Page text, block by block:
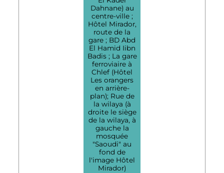
Dahnane) au
centre-ville ;
Hôtel Mirador,
route de la
gare ; BD Abd
El Hamid Iibn
Badis ; La gare
ferroviaire à
Chlef (Hôtel
Les orangers
en arrière-
plan); Rue de
la wilaya (à
droite le siège
de la wilaya, à
gauche la
mosquée
"Saoudi" au
fond de
l'image Hôtel
Mirador)